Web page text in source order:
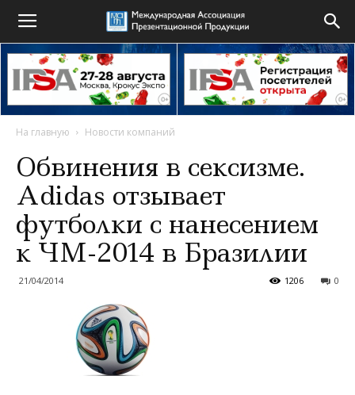
На главную Новости компаний
Обвинения в сексизме.
Adidas отзывает
футболки с нанесением
к ЧМ-2014 в Бразилии
21/04/2014 0
1206